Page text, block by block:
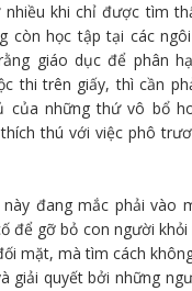
khi chỉ được tìm
còn học tập tại các
giáo dục để phân
thi trên giấy, thì cần
những thứ vô bổ
thú với việc phô
đang mắc phải vào
để gỡ bỏ con người khỏi
mặt, mà tìm cách
giải quyết bởi những